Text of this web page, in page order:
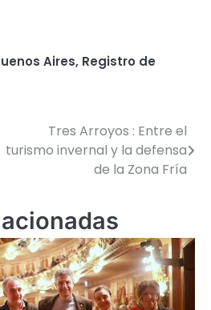
Aires, Registro de
Tres Arroyos : Entre el
turismo invernal y la defensa
de la Zona Fría